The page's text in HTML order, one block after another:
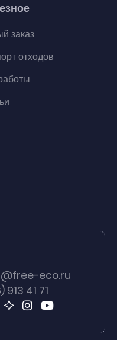
заказ
отходов
eco.ru
913 41 71